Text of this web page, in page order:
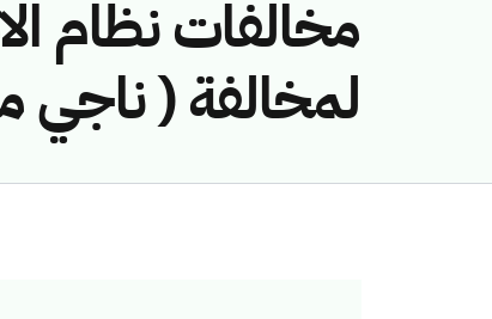
لمخالفة ( ناجي